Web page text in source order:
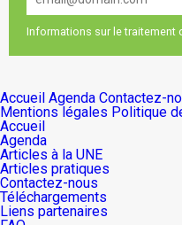
Informations sur le traitement
Accueil Agenda Contactez-
Mentions légales Politique
Accueil
Agenda
Articles à la UNE
Articles pratiques
Contactez-nous
Téléchargements
Liens partenaires